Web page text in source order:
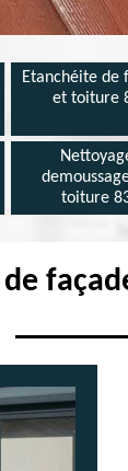
Etanchéite de
et toiture
toiture